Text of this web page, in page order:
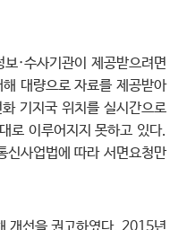
·수사기관이 제공받으려면
대량으로 자료를 제공받아
기지국 위치를 실시간으로
로 이루어지지 못하고 있다.
신사업법에 따라 서면요청만